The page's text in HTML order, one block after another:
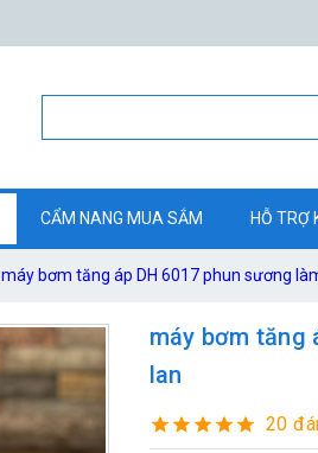
CẨM NANG MUA SẮM HỖ TRỢ
máy bơm tăng áp DH 6017 phun sương
máy bơm tăng
lan
20